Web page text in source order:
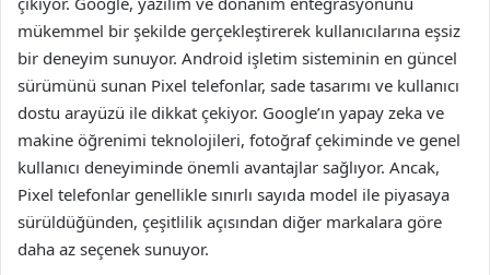
mükemmel bir şekilde gerçekleştirerek kullanıcılarına eşsiz
bir deneyim sunuyor. Android işletim sisteminin en güncel
sürümünü sunan Pixel telefonlar, sade tasarımı ve kullanıcı
dostu arayüzü ile dikkat çekiyor. Google’ın yapay zeka ve
makine öğrenimi teknolojileri, fotoğraf çekiminde ve genel
kullanıcı deneyiminde önemli avantajlar sağlıyor. Ancak,
Pixel telefonlar genellikle sınırlı sayıda model ile piyasaya
sürüldüğünden, çeşitlilik açısından diğer markalara göre
daha az seçenek sunuyor.